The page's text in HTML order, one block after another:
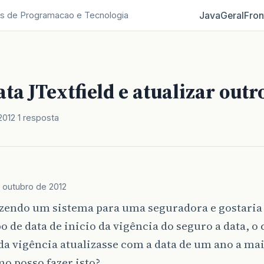
de Programacao e Tecnologia JavaGeral
JTextfield e atualizar
1 resposta
de 2012
um sistema para uma seguradora e
de data de inicio da vigência do seguro a data, o
vigência atualizasse com a data de um ano a